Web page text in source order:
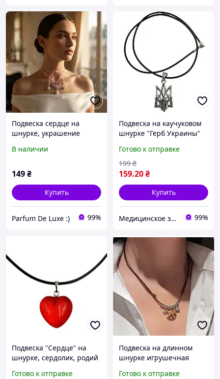
Подвеска сердце на
шнурке, украшение
жемчужинами
В наличии
149₴
Купить
Parfum De Luxe :) 99%
Подвеска на каучуковом
шнурке "Герб Украины"
Готово к отправке
159.20₴
199 ₴
Купить
Медицинское золото Xuping и Бижутерия оптом 99%
Подвеска "Сердце" на
шнурке, сердолик, родий
Готово к отправке
Подвеска на длинном
шнурке игрушечная
Готово к отправке